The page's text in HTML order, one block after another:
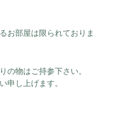
お部屋は限られておりま
の物はご持参下さい。
申し上げます。